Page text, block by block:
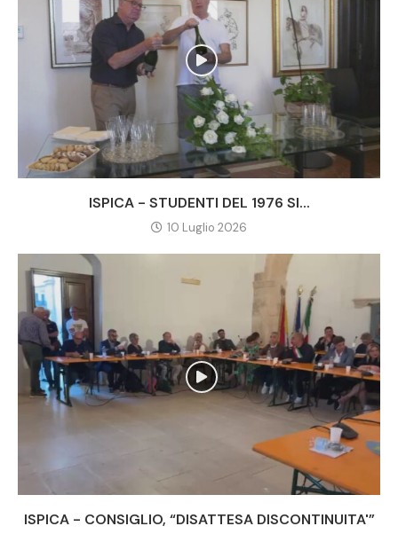
ISPICA - STUDENTI DEL 1976 SI...
10 Luglio 2026
ISPICA - CONSIGLIO, “DISATTESA DISCONTINUITA'”